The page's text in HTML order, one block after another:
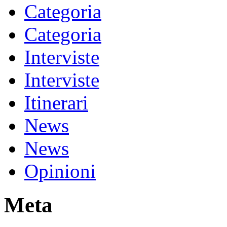
Categoria
Categoria
Interviste
Interviste
Itinerari
News
News
Opinioni
Meta